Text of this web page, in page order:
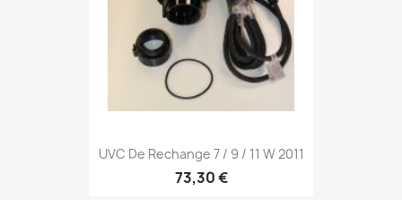
UVC De Rechange 7 / 9 / 11 W 2011
73,30 €